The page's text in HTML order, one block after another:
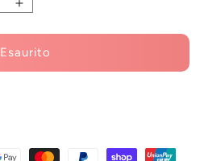
Aumenta
quantità
per
telecomando
Esaurito